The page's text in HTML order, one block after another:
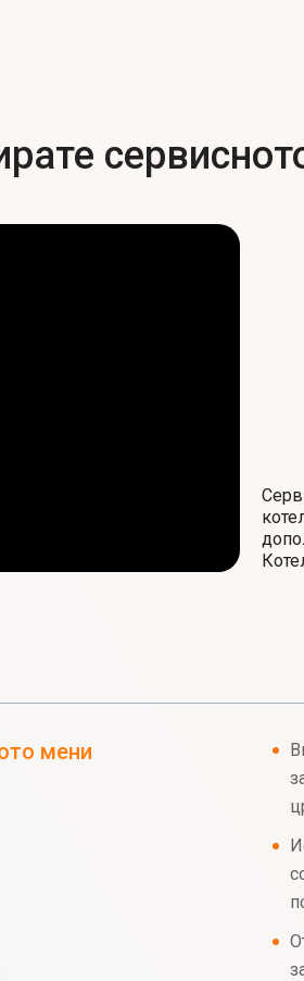
мени